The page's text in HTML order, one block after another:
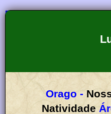
Orago -
Natividade